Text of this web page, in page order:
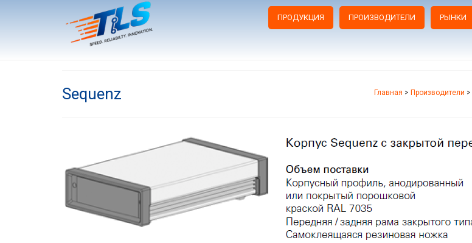
ПРОДУКЦИЯ ПРОИЗВОДИТЕЛИ РЫНКИ
Sequenz Главная > Производители >